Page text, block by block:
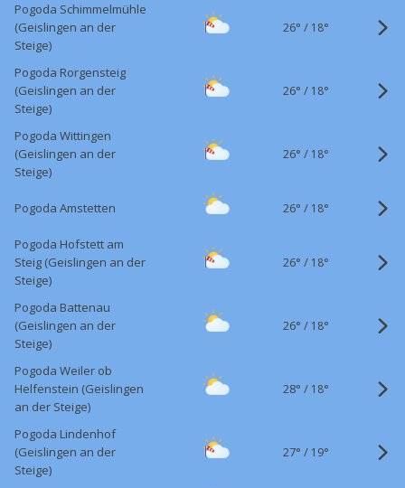
Pogoda Schimmelmühle
(Geislingen an der
Steige)
26° / 18°
Pogoda Rorgensteig
(Geislingen an der
Steige)
26° / 18°
Pogoda Wittingen
(Geislingen an der
Steige)
26° / 18°
Pogoda Amstetten 26° / 18°
Pogoda Hofstett am
Steig (Geislingen an der
Steige)
26° / 18°
Pogoda Battenau
(Geislingen an der
Steige)
26° / 18°
Pogoda Weiler ob
Helfenstein (Geislingen
an der Steige)
28° / 18°
Pogoda Lindenhof
(Geislingen an der
Steige)
27° / 19°